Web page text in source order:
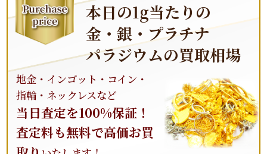
本日の1g当たりの
金 ・銀 ・ プラチナ
パラジウムの買取相場
地金 ・インゴット・コイン・
指輪・ネックレスなど
当日査定を100%保証！
査定料も無料で高価お買